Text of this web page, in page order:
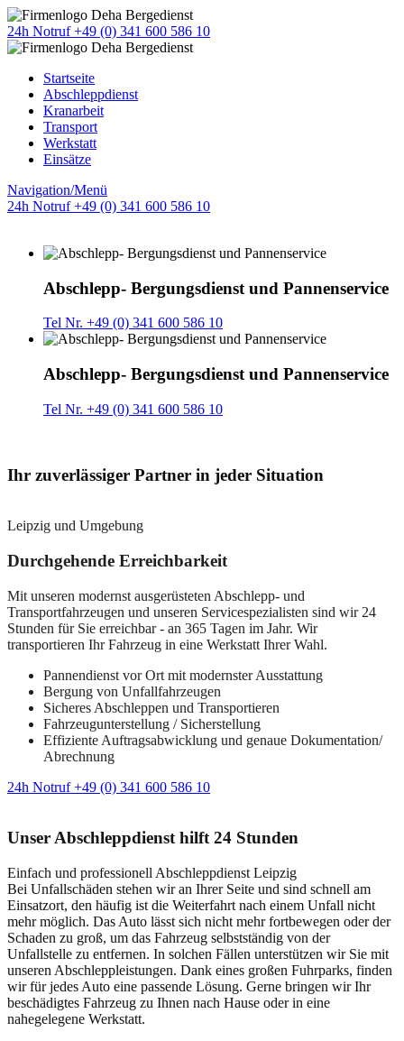
24h Notruf +49 (0) 341 600 586 10
Startseite
Abschleppdienst
Kranarbeit
Transport
Werkstatt
Einsätze
Navigation/Menü
24h Notruf +49 (0) 341 600 586 10
Abschlepp- Bergungsdienst und Pannenservice
Tel Nr. +49 (0) 341 600 586 10
Abschlepp- Bergungsdienst und Pannenservice
Tel Nr. +49 (0) 341 600 586 10
Ihr zuverlässiger Partner in jeder Situation
Leipzig und Umgebung
Durchgehende Erreichbarkeit
Mit unseren modernst ausgerüsteten Abschlepp- und
Transportfahrzeugen und unseren Servicespezialisten sind wir 24
Stunden für Sie erreichbar - an 365 Tagen im Jahr. Wir
transportieren Ihr Fahrzeug in eine Werkstatt Ihrer Wahl.
Pannendienst vor Ort mit modernster Ausstattung
Bergung von Unfallfahrzeugen
Sicheres Abschleppen und Transportieren
Fahrzeugunterstellung / Sicherstellung
Effiziente Auftragsabwicklung und genaue Dokumentation/
Abrechnung
24h Notruf +49 (0) 341 600 586 10
Unser Abschleppdienst hilft 24 Stunden
Einfach und professionell Abschleppdienst Leipzig
Bei Unfallschäden stehen wir an Ihrer Seite und sind schnell am
Einsatzort, den häufig ist die Weiterfahrt nach einem Unfall nicht
mehr möglich. Das Auto lässt sich nicht mehr fortbewegen oder der
Schaden zu groß, um das Fahrzeug selbstständig von der
Unfallstelle zu entfernen. In solchen Fällen unterstützen wir Sie mit
unseren Abschleppleistungen. Dank eines großen Fuhrparks, finden
wir für jedes Auto eine passende Lösung. Gerne bringen wir Ihr
beschädigtes Fahrzeug zu Ihnen nach Hause oder in eine
nahegelegene Werkstatt.